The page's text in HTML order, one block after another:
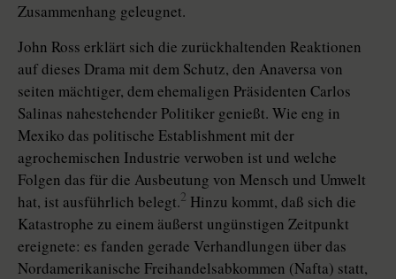
Zusammenhang geleugnet.
John Ross erklärt sich die zurückhaltenden Reaktionen
auf dieses Drama mit dem Schutz, den Anaversa von
seiten mächtiger, dem ehemaligen Präsidenten Carlos
Salinas nahestehender Politiker genießt. Wie eng in
Mexiko das politische Establishment mit der
agrochemischen Industrie verwoben ist und welche
Folgen das für die Ausbeutung von Mensch und Umwelt
hat, ist ausführlich belegt.2 Hinzu kommt, daß sich die
Katastrophe zu einem äußerst ungünstigen Zeitpunkt
ereignete: es fanden gerade Verhandlungen über das
Nordamerikanische Freihandelsabkommen (Nafta) statt,